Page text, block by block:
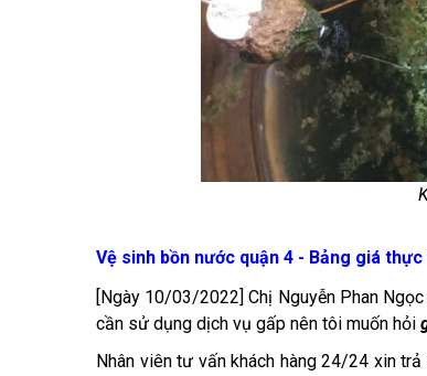
Vệ sinh bồn nước quận 4 - Bảng giá thực
[Ngày 10/03/2022] Chị Nguyễn Phan
cần sử dụng dịch vụ gấp nên tôi muốn hỏi
Nhân viên tư vấn khách hàng 24/24 xin